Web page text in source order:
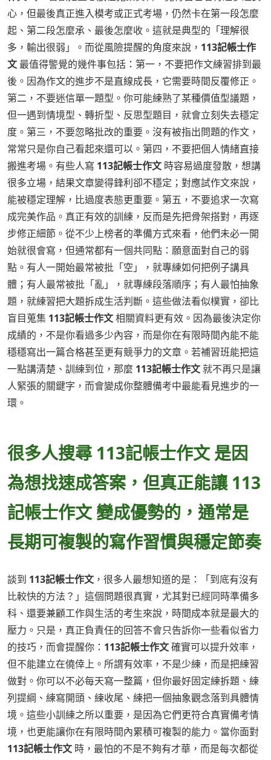
心，但最後真正進入模考或正式考場，仍然卡在第一段怎麼
起、第二段怎麼承、最後怎麼收。這就是典型的「理解很
多，輸出很弱」。而從風險提醒的角度來說， 113記帳士作
文 最值得警覺的幾件事包括：第一，不要把作文練習排到最
後。因為作文的進步不是直線成長，它需要時間反覆修正。
第二，不要迷信單一題型。你可能練熟了某種價值型議題，
但一遇到情境型、轉折型、反思型題目，就會立刻失去穩定
度。第三，不要忽略批改的重要。沒有被指出問題的作文，
常常只是你自己看起來還可以。第四，不要把個人情緒直接
搬進考場。有些人寫 113記帳士作文 時容易過度發散，想講
很多立場，結果文章變得鋒利卻不穩定；對應試作文來說，
能被穩定理解，比過度表態更重要。第五，不要追求一次寫
成完美作品。真正有效的訓練，反而是先把骨架搭對，再逐
步修正細節。從不少上榜者的準備方式來看，他們未必一開
始就很會寫，但通常都有一個共同點：願意面對自己的弱
點。有人一開始最常被批「空」，就專練如何把例子講具
體；有人最常被批「亂」，就專練段落順序；有人最怕抽象
題，就練習把大題拆成生活判斷。這些做法看似樸實，卻比
盲目蒐集 113記帳士作文相關資料更有效。因為最後決定你
成績的，不是你看過多少內容，而是你在有限時間內能不能
穩穩寫出一篇合格甚至更有競爭力的文章。若補習班能把這
一點講清楚、訓練到位，那麼 113記帳士作文就不再只是讓
人緊張的關鍵字，而會變成你整體備考中最能看見進步的一
環。
很多人搜尋 113記帳士作文 是因
為想找速成答案，但真正能讓 113
記帳士作文 變成優勢的，通常是
長期可複製的寫作習慣與穩定節奏
談到 113記帳士作文 ，很多人最想知道的是：「到底有沒有
比較快的方法？」這個問題很真實，尤其對已經同時準備多
科、還要兼顧工作與生活的考生來說，時間成本就是最大的
壓力。只是，真正負責任的回答不會只告訴你一些看似省力
的技巧，而會提醒你： 113記帳士作文確實可以提升效率，
但不能建立在僥倖上。所謂有效率，不是少練，而是把練習
做對。你可以不必每天寫一整篇，但你最好固定練拆題、練
列提綱、練寫開頭、練收尾、練把一個抽象觀念落到具體情
境。這些小訓練之所以重要，是因為它們更符合真實備考情
境，也更能讓你在有限時間內累積可複製的能力。當你面對
113記帳士作文 時，最怕的不是不夠有才華，而是每次都從